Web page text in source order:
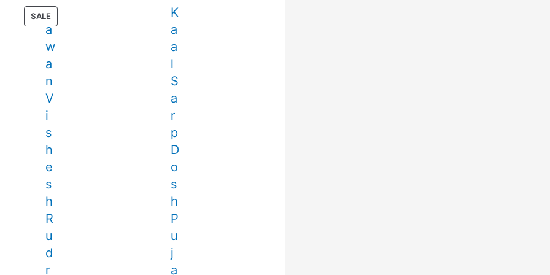
SALEPRODUCT
ON
SALE
S
a
w
a
n
V
i
s
h
e
s
h
R
u
d
r
K
a
a
l
S
a
r
p
D
o
s
h
P
u
j
a